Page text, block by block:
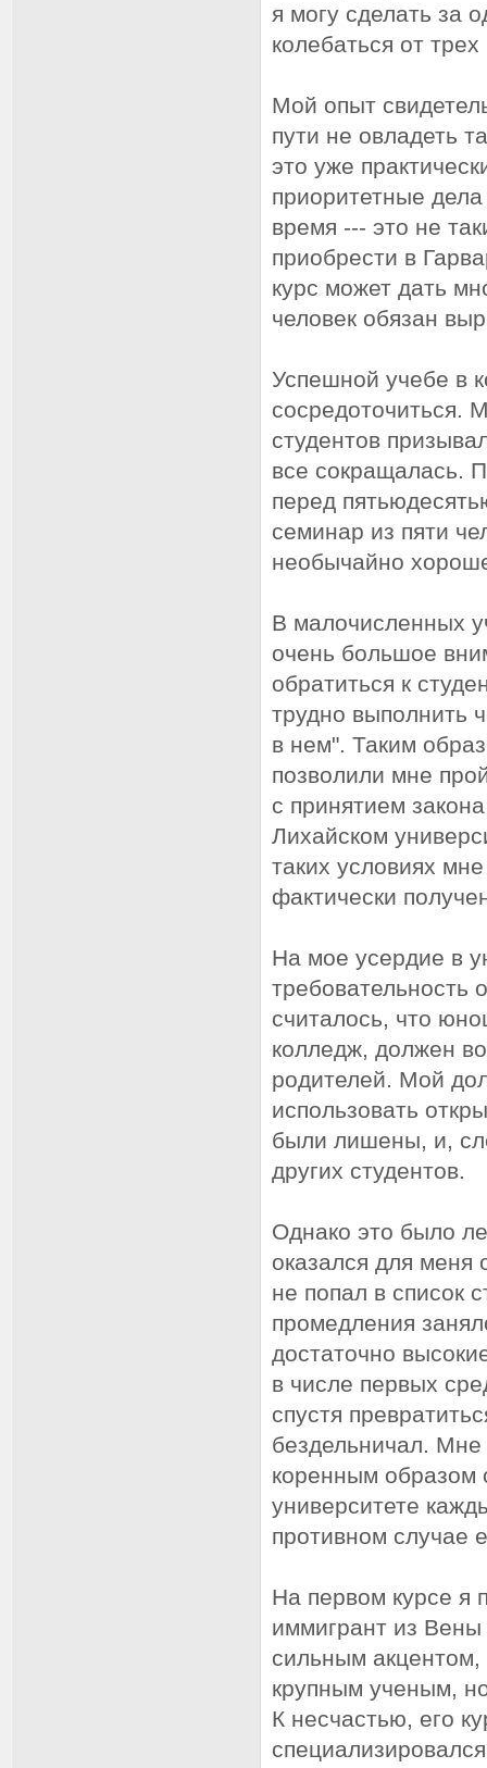
я могу сделать за
колебаться oт
Мой опыт
пути не овладеть
это уже
приоритетные
время --- это не
приобрести в
курс может дать
человек обязан
Успешной учебе в
сосредоточиться.
студентов
все сокращалась.
перед
семинар из пяти
необычайно
В малочисленных
очень большое
обратиться к
трудно выполнить
в нем". Таким
позволили мне
с принятием
Лихайском
таких условиях
фактически
На мое усердие в
требовательность
считалось, что
колледж, должен
родителей. Мой
использовать
были лишены, и,
других студентов.
Однако это было
оказался для меня
не попал в список
промедления
достаточно
в числе первых
спустя
бездельничал. Мне
коренным образом
университете
противном случае
На первом курсе я
иммигрант из
сильным
крупным ученым,
К несчастью, его